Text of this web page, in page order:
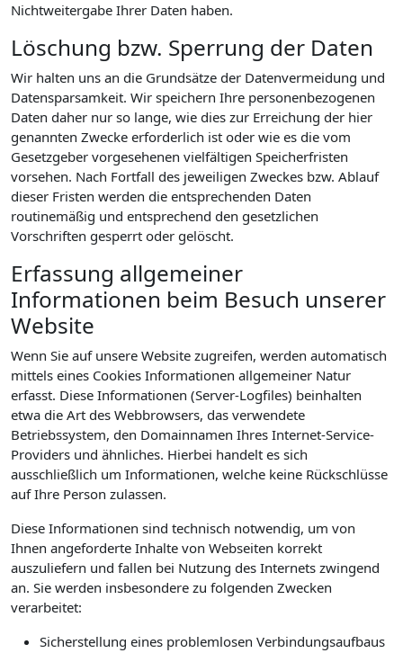
Nichtweitergabe Ihrer Daten haben.
Löschung bzw. Sperrung der Daten
Wir halten uns an die Grundsätze der Datenvermeidung und
Datensparsamkeit. Wir speichern Ihre personenbezogenen
Daten daher nur so lange, wie dies zur Erreichung der hier
genannten Zwecke erforderlich ist oder wie es die vom
Gesetzgeber vorgesehenen vielfältigen Speicherfristen
vorsehen. Nach Fortfall des jeweiligen Zweckes bzw. Ablauf
dieser Fristen werden die entsprechenden Daten
routinemäßig und entsprechend den gesetzlichen
Vorschriften gesperrt oder gelöscht.
Erfassung allgemeiner
Informationen beim Besuch unserer
Website
Wenn Sie auf unsere Website zugreifen, werden automatisch
mittels eines Cookies Informationen allgemeiner Natur
erfasst. Diese Informationen (Server-Logfiles) beinhalten
etwa die Art des Webbrowsers, das verwendete
Betriebssystem, den Domainnamen Ihres Internet-Service-
Providers und ähnliches. Hierbei handelt es sich
ausschließlich um Informationen, welche keine Rückschlüsse
auf Ihre Person zulassen.
Diese Informationen sind technisch notwendig, um von
Ihnen angeforderte Inhalte von Webseiten korrekt
auszuliefern und fallen bei Nutzung des Internets zwingend
an. Sie werden insbesondere zu folgenden Zwecken
verarbeitet:
Sicherstellung eines problemlosen Verbindungsaufbaus